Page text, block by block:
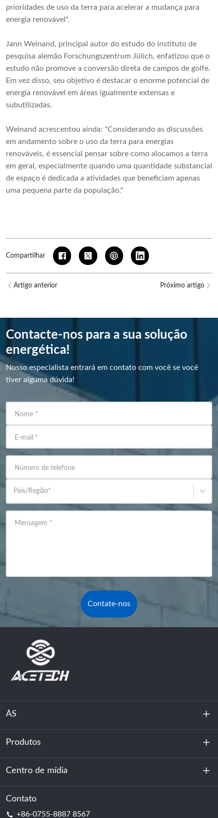
prioridades de uso da terra para acelerar a mudança para
energia renovável".
Jann Weinand, principal autor do estudo do instituto de
pesquisa alemão Forschungszentrum Jülich, enfatizou que o
estudo não promove a conversão direta de campos de golfe.
Em vez disso, seu objetivo é destacar o enorme potencial de
energia renovável em áreas igualmente extensas e
subutilizadas.
Weinand acrescentou ainda: "Considerando as discussões
em andamento sobre o uso da terra para energias
renováveis, é essencial pensar sobre como alocamos a terra
em geral, especialmente quando uma quantidade substancial
de espaço é dedicada a atividades que beneficiam apenas
uma pequena parte da população."
Compartilhar
Artigo anterior Próximo artigo
Contacte-nos para a sua solução
energética!
Nosso especialista entrará em contato com você se você
tiver alguma dúvida!
Nome *
E-mail *
Número de telefone
País/Região*
Mensagem *
Contate-nos
ÁS
Sobre nós
Sustentabilidade
Produtos
Armazenamento de energia
Centro de dados e sala de servidores
Centro de mídia
Notícias
Contato
+86-0755-8887 8567